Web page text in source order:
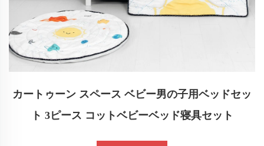
カートゥーン スペース ベビー男の子用ベッドセッ
ト 3ピース コットベビーベッド寝具セット